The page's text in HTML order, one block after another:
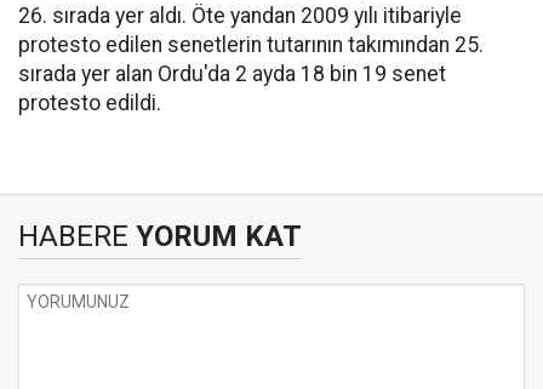
26. sırada yer aldı. Öte yandan 2009 yılı itibariyle
protesto edilen senetlerin tutarının takımından 25.
sırada yer alan Ordu'da 2 ayda 18 bin 19 senet
protesto edildi.
HABERE YORUM KAT